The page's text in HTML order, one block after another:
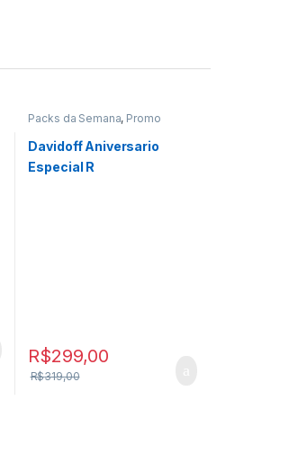
Packs da Semana, Promo
Davidoff Aniversario
Especial R
R$299,00
R$319,00